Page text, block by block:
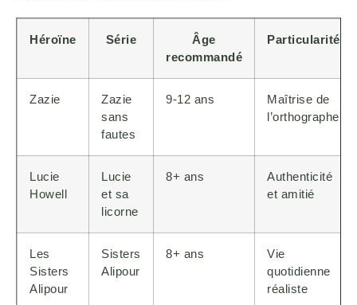
Héroïne Série
Âge
recommandé
Particularité
Zazie
Zazie
sans
fautes
9-12 ans
Maîtrise de
l’orthographe
Lucie
Howell
Lucie
et sa
licorne
8+ ans
Authenticité
et amitié
Les
Sisters
Alipour
Sisters
Alipour
8+ ans
Vie
quotidienne
réaliste